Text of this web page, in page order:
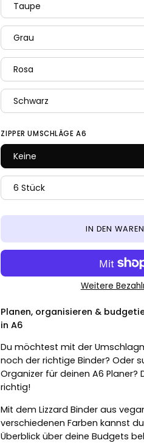
Taupe
Grau
Rosa
Schwarz
ZIPPER UMSCHLÄGE A6
Keine
6 Stück
IN DEN
Weitere
Planen, organisieren &
in A6
Du möchtest mit der
noch der richtige Binder? Oder
Organizer für deinen A6 Planer?
richtig!
Mit dem Lizzard Binder aus
verschiedenen Farben kannst
Überblick über deine Budgets